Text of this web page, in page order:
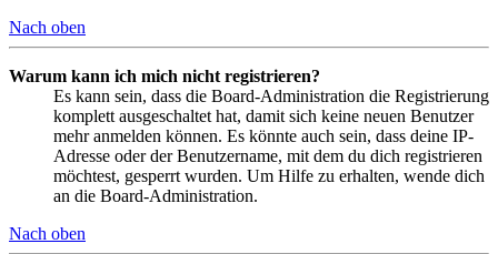
Nach oben
Warum kann ich mich nicht registrieren?
Es kann sein, dass die Board-Administration die Registrierung
komplett ausgeschaltet hat, damit sich keine neuen Benutzer
mehr anmelden können. Es könnte auch sein, dass deine IP-
Adresse oder der Benutzername, mit dem du dich registrieren
möchtest, gesperrt wurden. Um Hilfe zu erhalten, wende dich
an die Board-Administration.
Nach oben